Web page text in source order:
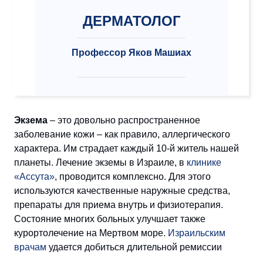
ДЕРМАТОЛОГ
Профессор Яков Машиах
Экзема – это довольно распространенное
заболевание кожи – как правило, аллергического
характера. Им страдает каждый 10-й житель нашей
планеты. Лечение экземы в Израиле, в клинике
«Ассута», проводится комплексно. Для этого
используются качественные наружные средства,
препараты для приема внутрь и физиотерапия.
Состояние многих больных улучшает также
курортолечение на Мертвом море. Израильским
врачам удается добиться длительной ремиссии